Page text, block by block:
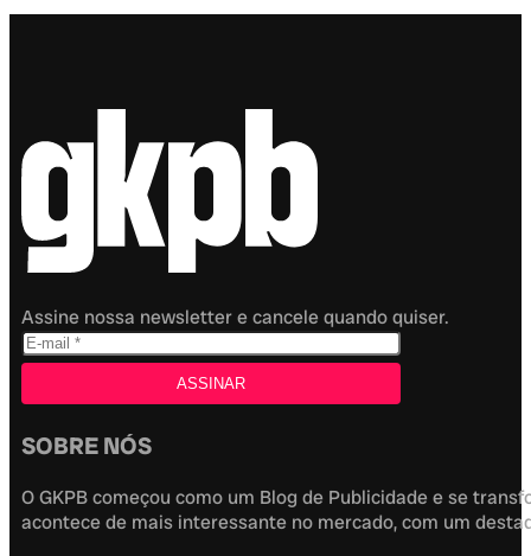
Assine nossa newsletter e cancele quando quiser.
SOBRE NÓS
O GKPB começou como um Blog de Publicidade e se
acontece de mais interessante no mercado, com um